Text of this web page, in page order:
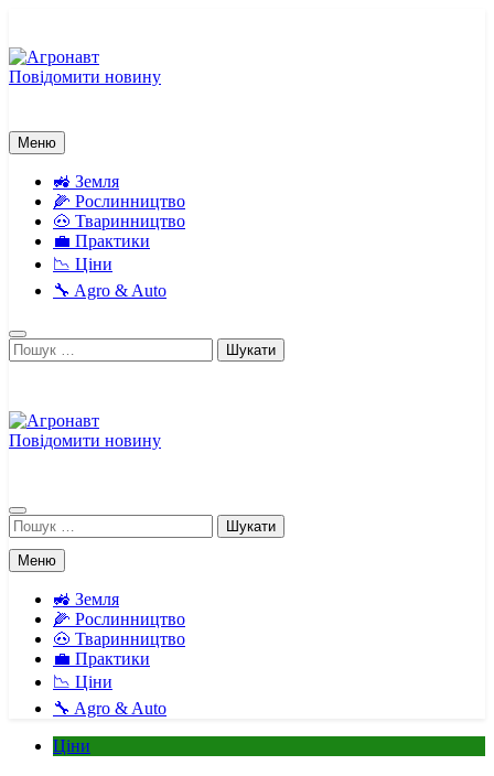
вмісту
Повідомити новину
Меню
🚜 Земля
🌽 Рослинництво
🐽 Тваринництво
💼 Практики
📉 Ціни
🔧 Agro & Auto
Пошук:
Повідомити новину
Пошук:
Меню
🚜 Земля
🌽 Рослинництво
🐽 Тваринництво
💼 Практики
📉 Ціни
🔧 Agro & Auto
Ціни